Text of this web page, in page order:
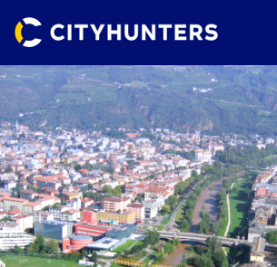
Teamevents